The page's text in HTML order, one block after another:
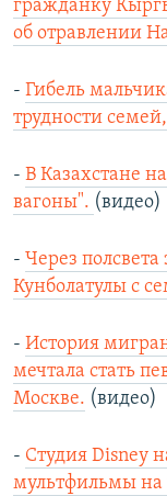
гражданку
об отравлении
- Гибель
трудности
- В Казахстане
вагоны". (видео)
- Через
Кунболатулы с
- История
мечтала стать
Москве. (видео)
- Студия Disney
мультфильмы на